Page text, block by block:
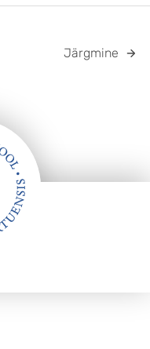
Järgmine